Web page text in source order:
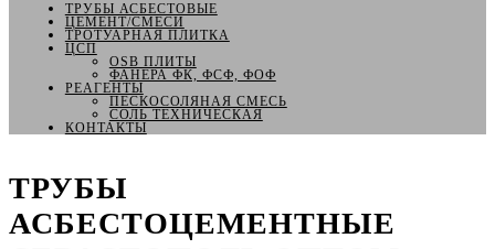
ТРУБЫ АСБЕСТОВЫЕ
ЦЕМЕНТ/СМЕСИ
ТРОТУАРНАЯ ПЛИТКА
ЦСП
OSB ПЛИТЫ
ФАНЕРА ФК, ФСФ, ФОФ
РЕАГЕНТЫ
ПЕСКОСОЛЯНАЯ СМЕСЬ
СОЛЬ ТЕХНИЧЕСКАЯ
КОНТАКТЫ
ТРУБЫ
АСБЕСТОЦЕМЕНТНЫЕ